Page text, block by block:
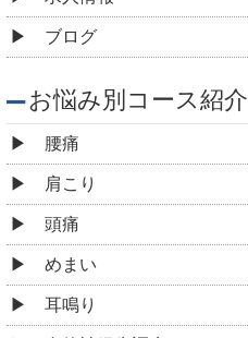
ブログ
お悩み別コース紹介
腰痛
肩こり
頭痛
めまい
耳鳴り